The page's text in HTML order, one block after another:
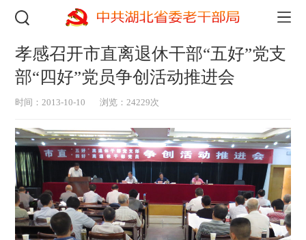
孝感召开市直离退休干部“五好”党支
部“四好”党员争创活动推进会
时间：2013-10-10 浏览：24229次